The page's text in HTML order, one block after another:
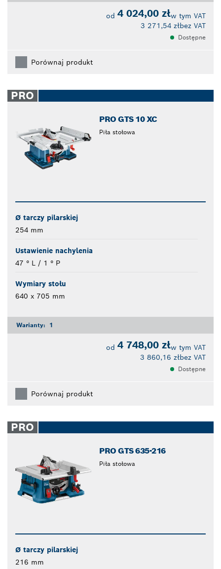
od 4 024,00 złw tym VAT
3 271,54 złbez VAT
Dostępne
Porównaj produkt
PRO
PRO GTS 10 XC
Piła stołowa
Ø tarczy pilarskiej
254 mm
Ustawienie nachylenia
47 ° L / 1 ° P
Wymiary stołu
640 x 705 mm
Warianty: 1
od 4 748,00 złw tym VAT
3 860,16 złbez VAT
Dostępne
Porównaj produkt
PRO
PRO GTS 635-216
Piła stołowa
Ø tarczy pilarskiej
216 mm